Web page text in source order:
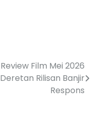
Review Film Mei 2026
Deretan Rilisan Banjir
Respons